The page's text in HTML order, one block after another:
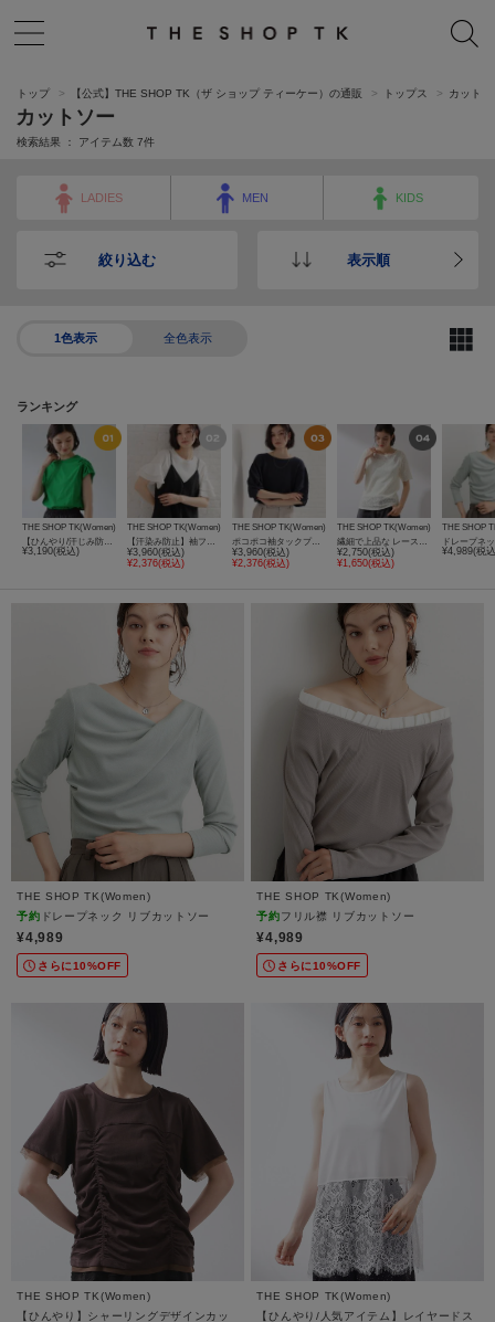
トップ 【公式】THE SHOP TK（ザ ショップ ティーケー）の通販 トップス カットソ
カットソー
検索結果 ： アイテム数 7件
LADIES MEN KIDS
絞り込む 表示順
1色表示 全色表示
ランキング
THE SHOP TK(Women)
¥3,190(税込)
THE SHOP TK(Women)
¥3,960(税込)
¥2,376(税込)
THE SHOP TK(Women)
¥3,960(税込)
¥2,376(税込)
THE SHOP TK(Women)
¥2,750(税込)
¥1,650(税込)
THE SHOP
¥4,989(税
THE SHOP TK(Women)
予約 ドレープネック リブカットソー
¥4,989
さらに10%OFF
THE SHOP TK(Women)
予約フリル襟 リブカットソー
¥4,989
さらに10%OFF
THE SHOP TK(Women)
【ひんやり】シャーリングデザインカッ
THE SHOP TK(Women)
【ひんやり/人気アイテム】レイヤードス